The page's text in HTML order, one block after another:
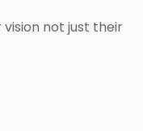
not just their